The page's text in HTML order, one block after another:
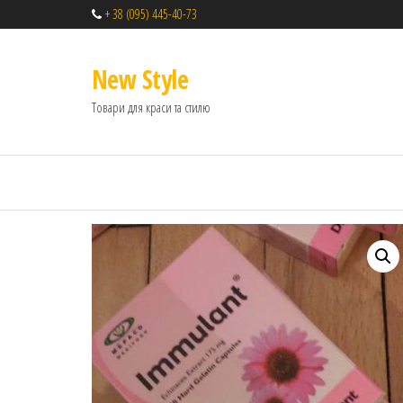
+ 38 (095) 445-40-73
New Style
Товари для краси та стилю